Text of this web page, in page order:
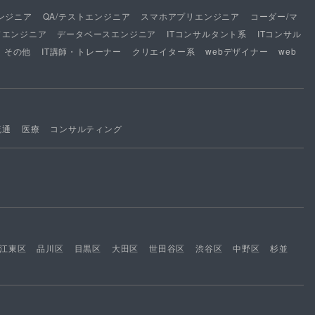
ジニア QA/テストエンジニア スマホアプリエンジニア
コーダー/マ
ンジニア
データベースエンジニア ITコンサルタント系
ITコンサル
その他
IT講師・トレーナー クリエイター系 webデザイナー web
医療 コンサルティング
江東区 品川区 目黒区 大田区 世田谷区 渋谷区 中野区 杉並